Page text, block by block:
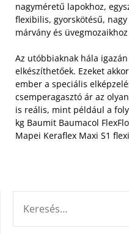
nagyméretű lapokhoz,
flexibilis, gyorskötésű,
márvány és
Az utóbbiaknak hála
elkészíthetőek. Ezeket
ember a speciális
csemperagasztó ár az
is reális, mint például a
kg Baumit Baumacol
Mapei Keraflex Maxi S1